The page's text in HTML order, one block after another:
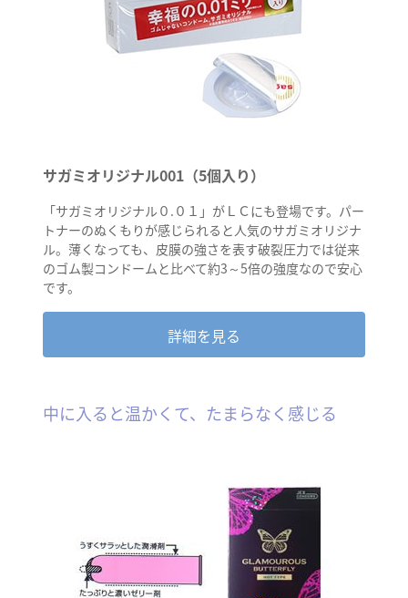
サガミオリジナル001（5個入り）
「サガミオリジナル０.０１」がＬＣにも登場です。パー
トナーのぬくもりが感じられると人気のサガミオリジナ
ル。薄くなっても、皮膜の強さを表す破裂圧力では従来
のゴム製コンドームと比べて約3～5倍の強度なので安心
です。
詳細を見る
中に入ると温かくて、たまらなく感じる